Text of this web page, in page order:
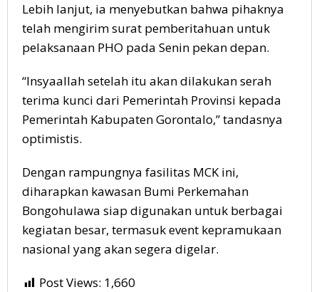
Lebih lanjut, ia menyebutkan bahwa pihaknya
telah mengirim surat pemberitahuan untuk
pelaksanaan PHO pada Senin pekan depan.
“Insyaallah setelah itu akan dilakukan serah
terima kunci dari Pemerintah Provinsi kepada
Pemerintah Kabupaten Gorontalo,” tandasnya
optimistis.
Dengan rampungnya fasilitas MCK ini,
diharapkan kawasan Bumi Perkemahan
Bongohulawa siap digunakan untuk berbagai
kegiatan besar, termasuk event kepramukaan
nasional yang akan segera digelar.
Post Views: 1,660